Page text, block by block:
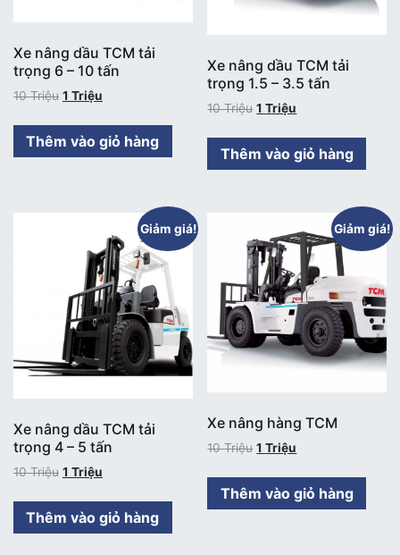
Xe nâng dầu TCM tải
trọng 6 – 10 tấn
10Triệu 1 Triệu
Thêm vào giỏ hàng
Xe nâng dầu TCM tải
trọng 1.5 – 3.5 tấn
10Triệu 1Triệu
Thêm vào giỏ hàng
Giảm giá!
Xe nâng dầu TCM tải
trọng 4 – 5 tấn
10Triệu 1 Triệu
Thêm vào giỏ hàng
Giảm giá!
Xe nâng hàng TCM
10Triệu 1Triệu
Thêm vào giỏ hàng